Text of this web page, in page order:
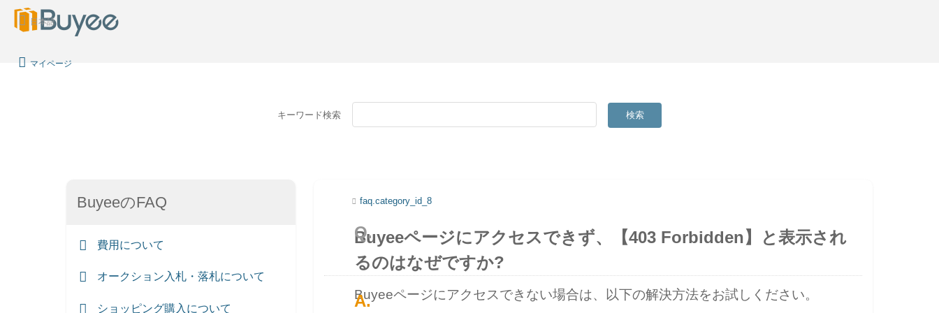
日本語
マイページ
キーワード検索 検索
BuyeeのFAQ
費用について
オークション入札・落札について
ショッピング購入について
faq.category_id_8
Buyeeページにアクセスできず、【403 Forbidden】と表示され
るのはなぜですか?
Buyeeページにアクセスできない場合は、以下の解決方法をお試しください。